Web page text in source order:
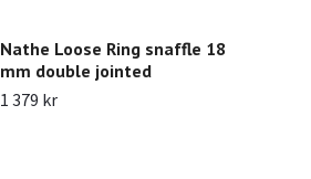
Nathe Loose Ring snaffle 18
mm double jointed
1 379 kr